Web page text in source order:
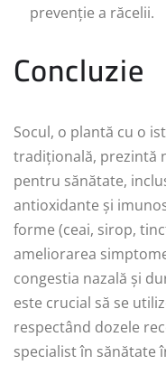
prevenție a răcelii.
Concluzie
Socul, o plantă cu o
tradițională, prezintă
pentru sănătate,
antioxidante și
forme (ceai, sirop,
ameliorarea
congestia nazală și
este crucial să se
respectând dozele
specialist în sănătate